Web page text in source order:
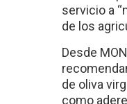
servicio a
de los
Desde
de oliva
como